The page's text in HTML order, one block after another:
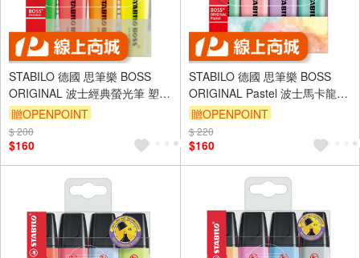
STABILO 德國 思筆樂 BOSS
ORIGINAL 波士經典螢光筆 塑膠
吊盒 4色組/盒 ST70/4
贈OPENPOINT
$ 200
$160
STABILO 德國 思筆樂 BOSS
ORIGINAL Pastel 波士馬卡龍色
經典螢光筆 4色組 /盒 ST70/4-2
贈OPENPOINT
$ 220
$160